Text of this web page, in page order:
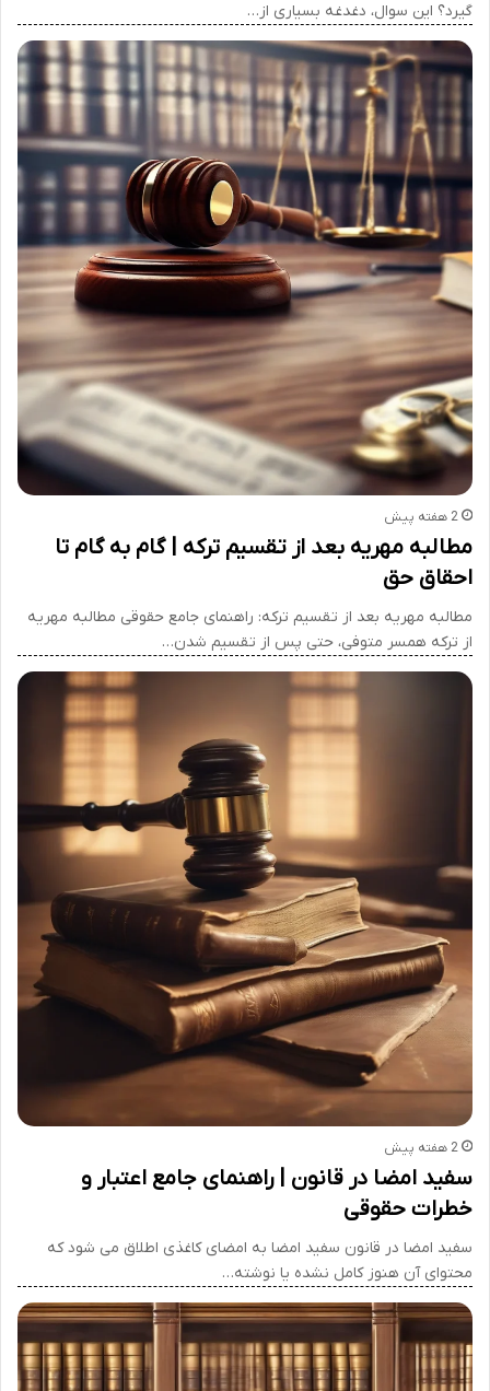
گیرد؟ این سوال، دغدغه بسیاری از…
2 هفته پیش
مطالبه مهریه بعد از تقسیم ترکه | گام به گام تا
احقاق حق
مطالبه مهریه بعد از تقسیم ترکه: راهنمای جامع حقوقی مطالبه مهریه
از ترکه همسر متوفی، حتی پس از تقسیم شدن…
2 هفته پیش
سفید امضا در قانون | راهنمای جامع اعتبار و
خطرات حقوقی
سفید امضا در قانون سفید امضا به امضای کاغذی اطلاق می شود که
محتوای آن هنوز کامل نشده یا نوشته…